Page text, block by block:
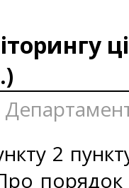
2
порядок